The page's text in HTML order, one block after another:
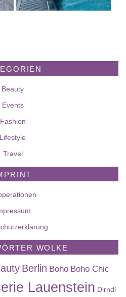
Beauty
Events
Fashion
Lifestyle
Travel
WOLKE
Berlin Boho Boho Chic
Lauenstein Dirndl